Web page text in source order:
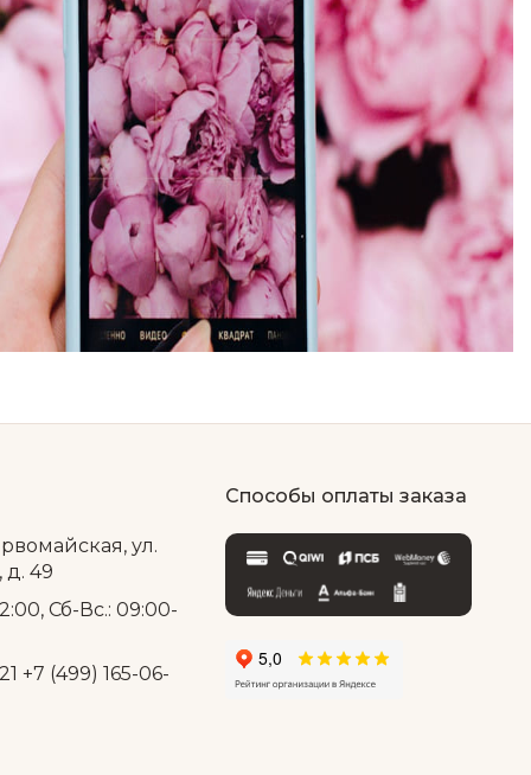
ул.
д. 49
Сб-Вс.: 09:00-
+7 (499) 165-06-
Способы оплаты заказа